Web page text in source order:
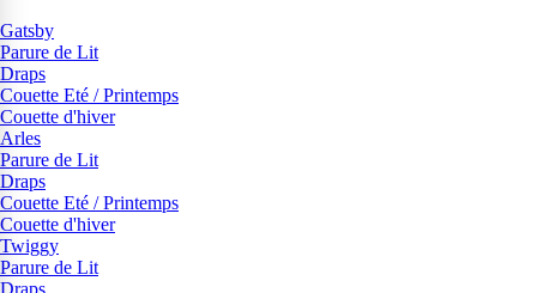
Gatsby
Parure de Lit
Draps
Couette Eté / Printemps
Couette d'hiver
Arles
Parure de Lit
Draps
Couette Eté / Printemps
Couette d'hiver
Twiggy
Parure de Lit